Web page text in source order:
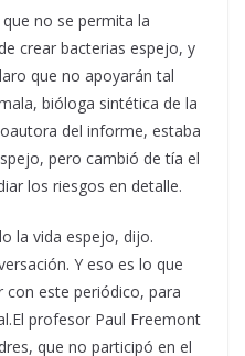
no se permita la
crear bacterias espejo, y
que no apoyarán tal
bióloga sintética de la
del informe, estaba
pero cambió de tía el
los riesgos en detalle.
la vida espejo, dijo.
Y eso es lo que
este periódico, para
profesor Paul Freemont
que no participó en el